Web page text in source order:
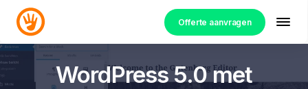
Offerte aanvragen
WordPress 5.0 met